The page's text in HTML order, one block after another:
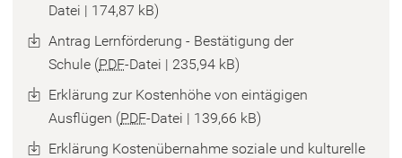
Datei
174,87 kB
Antrag Lernförderung - Bestätigung der
Schule PDF-Datei
235,94 kB
Erklärung zur Kostenhöhe von eintägigen
Ausflügen PDF-Datei
139,66 kB
Erklärung Kostenübernahme soziale und kulturelle